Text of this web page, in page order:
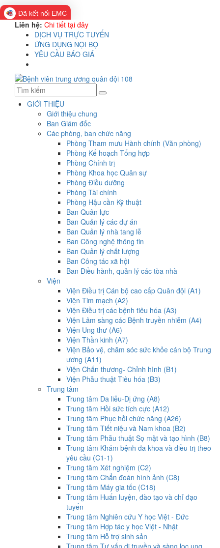
Đã kết nối EMC
Liên hệ: Chi tiết tại đây
DỊCH VỤ TRỰC TUYẾN
ỨNG DỤNG NỘI BỘ
YÊU CẦU BÁO GIÁ
GIỚI THIỆU
Giới thiệu chung
Ban Giám đốc
Các phòng, ban chức năng
Phòng Tham mưu Hành chính (Văn phòng)
Phòng Kế hoạch Tổng hợp
Phòng Chính trị
Phòng Khoa học Quân sự
Phòng Điều dưỡng
Phòng Tài chính
Phòng Hậu cần Kỹ thuật
Ban Quân lực
Ban Quản lý các dự án
Ban Quản lý nhà tang lễ
Ban Công nghệ thông tin
Ban Quản lý chất lượng
Ban Công tác xã hội
Ban Điều hành, quản lý các tòa nhà
Viện
Viện Điều trị Cán bộ cao cấp Quân đội (A1)
Viện Tim mạch (A2)
Viện Điều trị các bệnh tiêu hóa (A3)
Viện Lâm sàng các Bệnh truyền nhiễm (A4)
Viện Ung thư (A6)
Viện Thần kinh (A7)
Viện Bảo vệ, chăm sóc sức khỏe cán bộ Trung
ương (A11)
Viện Chấn thương- Chỉnh hình (B1)
Viện Phẫu thuật Tiêu hóa (B3)
Trung tâm
Trung tâm Da liễu-Dị ứng (A8)
Trung tâm Hồi sức tích cực (A12)
Trung tâm Phục hồi chức năng (A26)
Trung tâm Tiết niệu và Nam khoa (B2)
Trung tâm Phẫu thuật Sọ mặt và tạo hình (B8)
Trung tâm Khám bệnh đa khoa và điều trị theo
yêu cầu (C1-1)
Trung tâm Xét nghiệm (C2)
Trung tâm Chẩn đoán hình ảnh (C8)
Trung tâm Máy gia tốc (C18)
Trung tâm Huấn luyện, đào tạo và chỉ đạo
tuyến
Trung tâm Nghiên cứu Y học Việt - Đức
Trung tâm Hợp tác y học Việt - Nhật
Trung tâm Hỗ trợ sinh sản
Trung tâm Tư vấn di truyền và sàng lọc ung